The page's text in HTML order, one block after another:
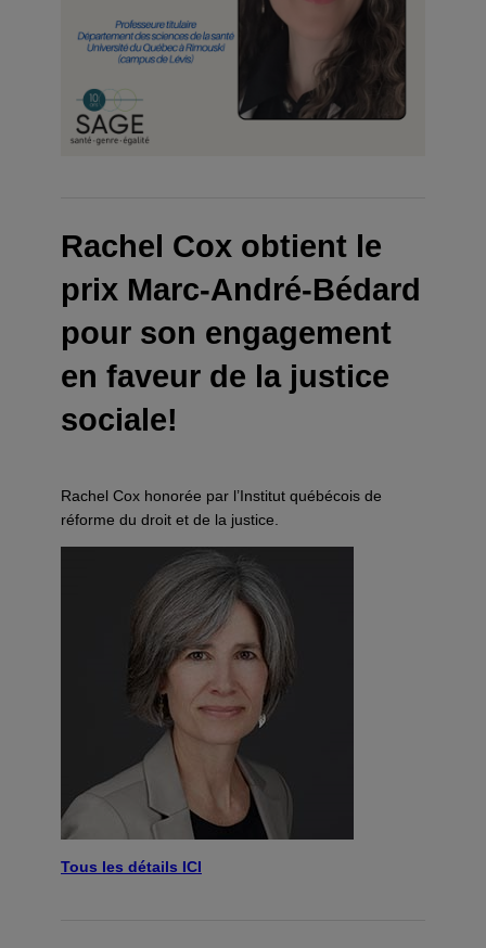
Rachel Cox obtient le
prix Marc-André-Bédard
pour son engagement
en faveur de la justice
sociale!
Rachel Cox honorée par l’Institut québécois de
réforme du droit et de la justice.
Tous les détails ICI